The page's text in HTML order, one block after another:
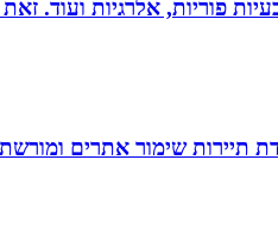
פוריות, אלרגיות ועוד.
תיירות שימור אתרים